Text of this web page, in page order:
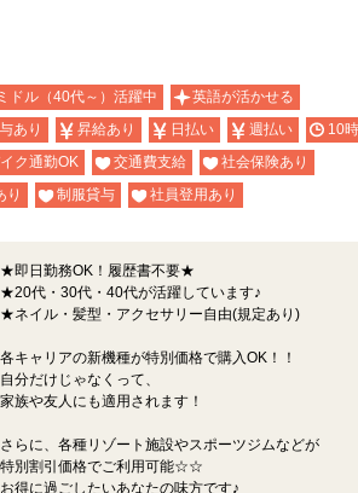
ミドル（40代～）活躍中
英語が活かせる
あり 昇給あり 日払い 週払い
10
ク通勤OK 交通費支給
社会保険あり
り 制服貸与 社員登用あり
★即日勤務OK！履歴書不要★
★20代・30代・40代が活躍しています♪
★ネイル・髪型・アクセサリー自由(規定あり)
各キャリアの新機種が特別価格で購入OK！！
自分だけじゃなくって、
家族や友人にも適用されます！
さらに、各種リゾート施設やスポーツジムなどが
特別割引価格でご利用可能☆☆
お得に過ごしたいあなたの味方です♪